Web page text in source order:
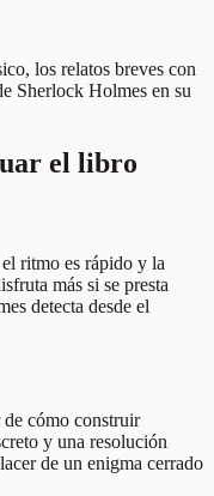
los relatos breves con
Sherlock Holmes en su
el libro
ritmo es rápido y la
más si se presta
detecta desde el
cómo construir
y una resolución
de un enigma cerrado